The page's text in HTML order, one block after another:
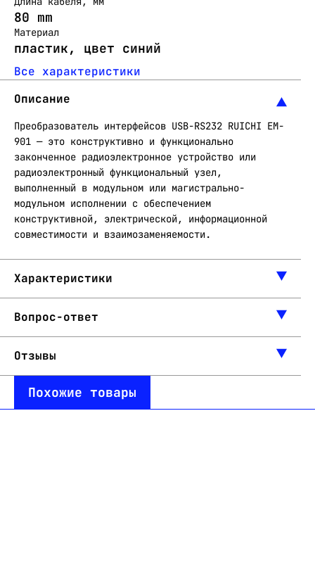
80 mm
Материал
пластик, цвет синий
Все характеристики
Описание
Преобразователь интерфейсов USB-RS232 RUICHI EM-
901 — это конструктивно и функционально
законченное радиоэлектронное устройство или
радиоэлектронный функциональный узел,
выполненный в модульном или магистрально-
модульном исполнении с обеспечением
конструктивной, электрической, информационной
совместимости и взаимозаменяемости.
Характеристики
Вопрос-ответ
Отзывы
Похожие товары